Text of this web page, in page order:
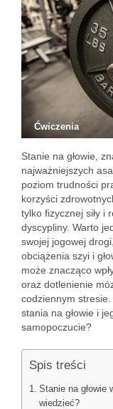
Ćwiczenia
Stanie na głowie,
najważniejszych
poziom trudności
korzyści
tylko fizycznej siły i
dyscypliny. Warto
swojej jogowej
obciążenia szyi i
może znacząco
oraz dotlenienie
codziennym
stania na głowie i
samopoczucie?
Spis treści
Stanie na głowie
wiedzieć?